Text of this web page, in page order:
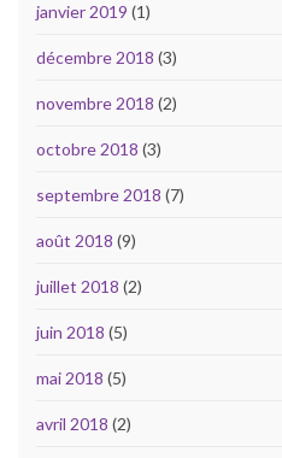
janvier 2019 (1)
décembre 2018 (3)
novembre 2018 (2)
octobre 2018 (3)
septembre 2018 (7)
août 2018 (9)
juillet 2018 (2)
juin 2018 (5)
mai 2018 (5)
avril 2018 (2)